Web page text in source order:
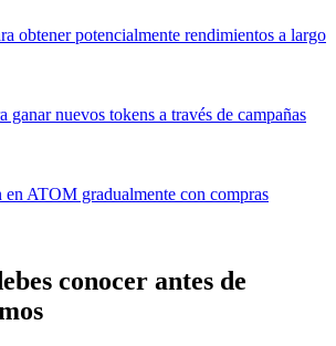
obtener potencialmente rendimientos a largo
ganar nuevos tokens a través de campañas
ATOM gradualmente con compras
conocer antes de